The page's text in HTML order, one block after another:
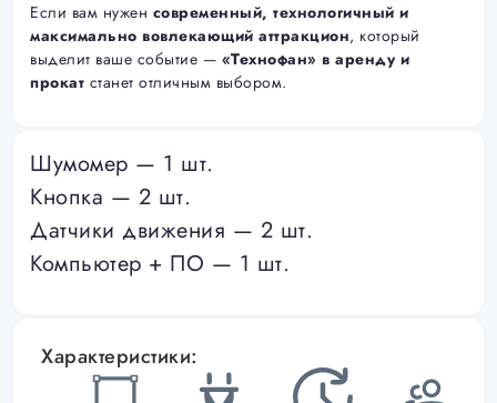
Если вам нужен современный, технологичный и
максимально вовлекающий аттракцион, который
выделит ваше событие — «Технофан» в аренду и
прокат станет отличным выбором.
Шумомер — 1 шт.
Кнопка — 2 шт.
Датчики движения — 2 шт.
Компьютер + ПО — 1 шт.
Характеристики: